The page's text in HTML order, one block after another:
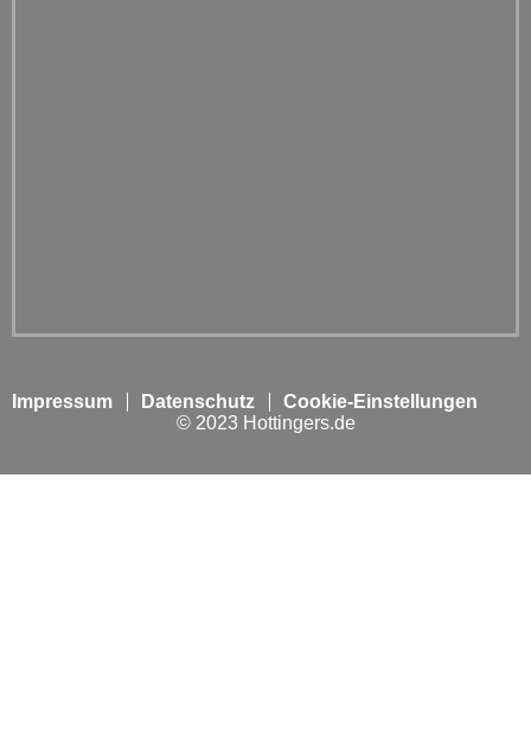
Impressum Datenschutz
Cookie-Einstellungen
© 2023 Hottingers.de